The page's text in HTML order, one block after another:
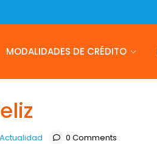
MODALIDADES DE CRÉDITO
Actualidad 0 Comments